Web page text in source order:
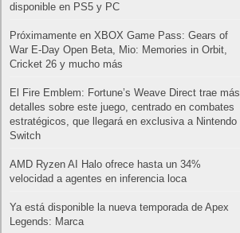
disponible en PS5 y PC
Próximamente en XBOX Game Pass: Gears of
War E-Day Open Beta, Mio: Memories in Orbit,
Cricket 26 y mucho más
El Fire Emblem: Fortune’s Weave Direct trae más
detalles sobre este juego, centrado en combates
estratégicos, que llegará en exclusiva a Nintendo
Switch
AMD Ryzen AI Halo ofrece hasta un 34%
velocidad a agentes en inferencia loca
Ya está disponible la nueva temporada de Apex
Legends: Marca